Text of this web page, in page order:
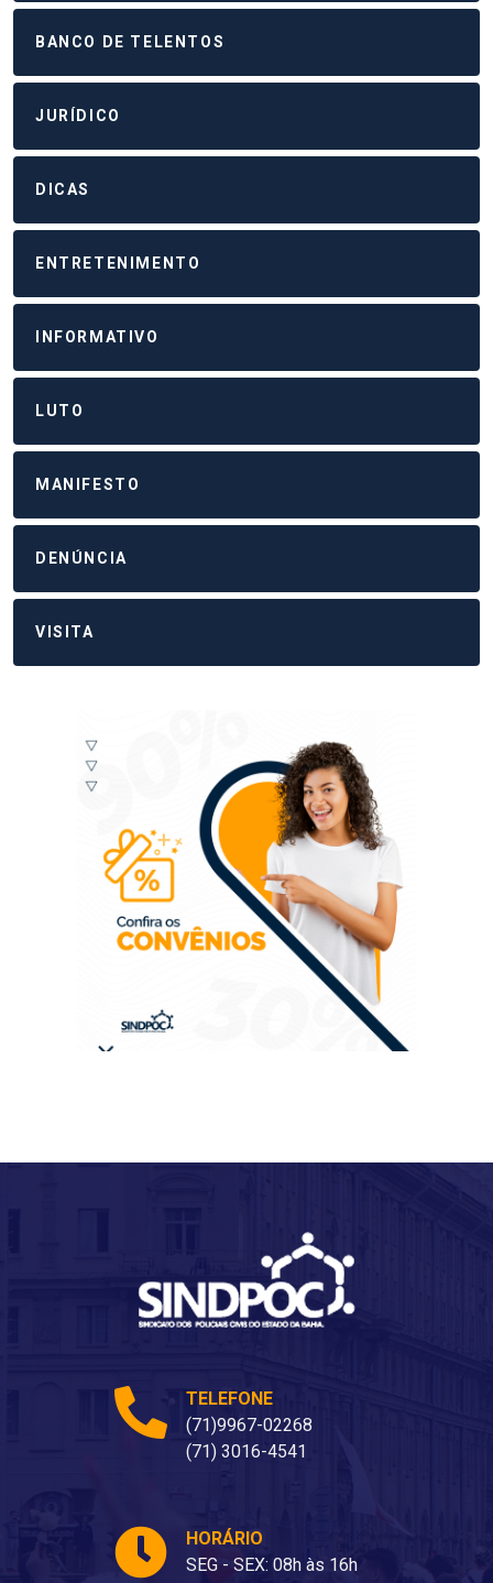
BANCO DE TELENTOS
JURÍDICO
DICAS
ENTRETENIMENTO
INFORMATIVO
LUTO
MANIFESTO
DENÚNCIA
VISITA
TELEFONE
(71)9967-02268
(71) 3016-4541
HORÁRIO
SEG - SEX: 08h às 16h